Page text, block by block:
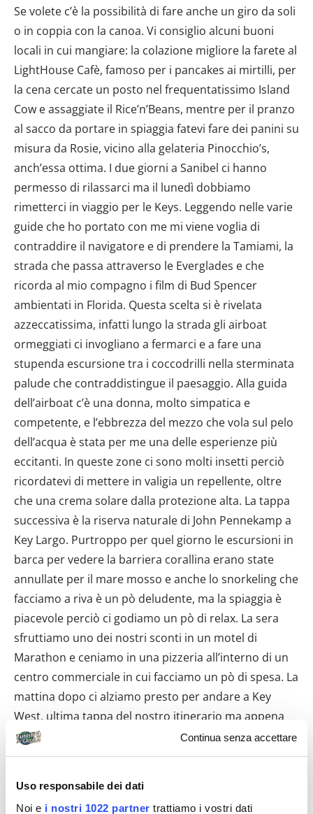
Continua senza accettare
Uso responsabile dei dati
Noi e i nostri 1022 partner trattiamo i vostri dati
Se volete c’è la possibilità di fare anche un giro da soli
o in coppia con la canoa. Vi consiglio alcuni buoni
locali in cui mangiare: la colazione migliore la farete al
LightHouse Cafè, famoso per i pancakes ai mirtilli, per
la cena cercate un posto nel frequentatissimo Island
Cow e assaggiate il Rice’n’Beans, mentre per il pranzo
al sacco da portare in spiaggia fatevi fare dei panini su
misura da Rosie, vicino alla gelateria Pinocchio’s,
anch’essa ottima. I due giorni a Sanibel ci hanno
permesso di rilassarci ma il lunedì dobbiamo
rimetterci in viaggio per le Keys. Leggendo nelle varie
guide che ho portato con me mi viene voglia di
contraddire il navigatore e di prendere la Tamiami, la
strada che passa attraverso le Everglades e che
ricorda al mio compagno i film di Bud Spencer
ambientati in Florida. Questa scelta si è rivelata
azzeccatissima, infatti lungo la strada gli airboat
ormeggiati ci invogliano a fermarci e a fare una
stupenda escursione tra i coccodrilli nella sterminata
palude che contraddistingue il paesaggio. Alla guida
dell’airboat c’è una donna, molto simpatica e
competente, e l’ebbrezza del mezzo che vola sul pelo
dell’acqua è stata per me una delle esperienze più
eccitanti. In queste zone ci sono molti insetti perciò
ricordatevi di mettere in valigia un repellente, oltre
che una crema solare dalla protezione alta. La tappa
successiva è la riserva naturale di John Pennekamp a
Key Largo. Purtroppo per quel giorno le escursioni in
barca per vedere la barriera corallina erano state
annullate per il mare mosso e anche lo snorkeling che
facciamo a riva è un pò deludente, ma la spiaggia è
piacevole perciò ci godiamo un pò di relax. La sera
sfruttiamo uno dei nostri sconti in un motel di
Marathon e ceniamo in una pizzeria all’interno di un
centro commerciale in cui facciamo un pò di spesa. La
mattina dopo ci alziamo presto per andare a Key
West, ultima tappa del nostro itinerario ma appena
partiti veniamo incuriositi dai cartelli che indicano
l’attraversamento della carreggiata da parte di cervi e
o 5 che passano placidamente da un lato all’altro